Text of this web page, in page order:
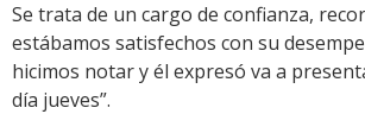
Se trata de un cargo de confianza,
estábamos satisfechos con su
hicimos notar y él expresó va a
día jueves”.